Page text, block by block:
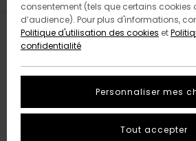
consentement (tels que certains cookies
d’audience). Pour plus d'informations,
Politique d'utilisation des cookies et
confidentialité
Personnaliser mes
Tout accepter